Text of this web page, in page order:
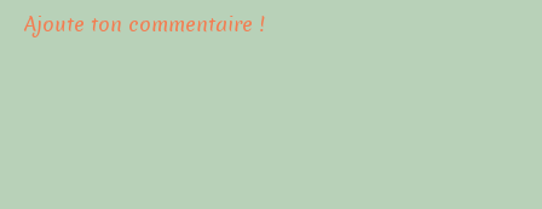
Ajoute ton commentaire !